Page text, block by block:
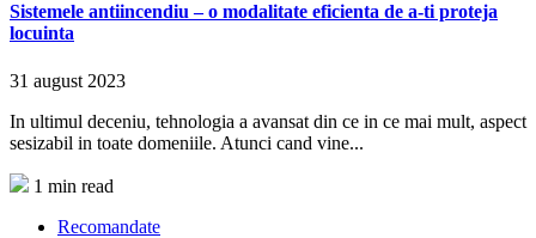
Sistemele antiincendiu – o modalitate eficienta de a-ti proteja
locuinta
31 august 2023
In ultimul deceniu, tehnologia a avansat din ce in ce mai mult, aspect
sesizabil in toate domeniile. Atunci cand vine...
1 min read
Recomandate